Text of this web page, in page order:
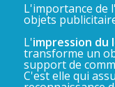
L'importance de
objets
L'impression du
transforme un
support de
C'est elle qui